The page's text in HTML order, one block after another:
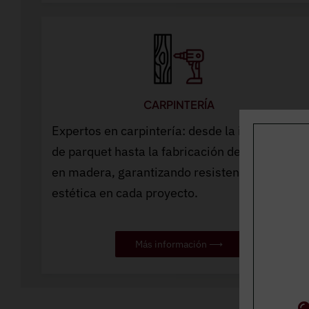
CARPINTERÍA
Expertos en carpintería: desde la instalación
de parquet hasta la fabricación de mobiliario
en madera, garantizando resistencia y
estética en cada proyecto.
Más información ⟶